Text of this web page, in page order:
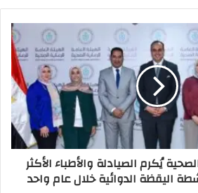
يُكرم الصيادلة والأطباء الأكثر
اليقظة الدوائية خلال عام واحد